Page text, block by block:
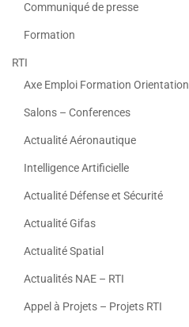
Communiqué de presse
Formation
RTI
Axe Emploi Formation Orientation
Salons – Conferences
Actualité Aéronautique
Intelligence Artificielle
Actualité Défense et Sécurité
Actualité Gifas
Actualité Spatial
Actualités NAE – RTI
Appel à Projets – Projets RTI